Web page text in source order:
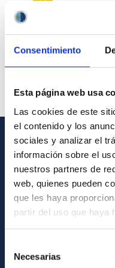
Consentimiento
Esta página web usa
Las cookies de este
el contenido y los
sociales y analizar el
información sobre el
nuestros partners de
web, quienes pueden
que les haya
partir del uso que haya
Necesarias
GENERAL INFORMATION
Contact
How to get to the IAC
List of personnel
General register